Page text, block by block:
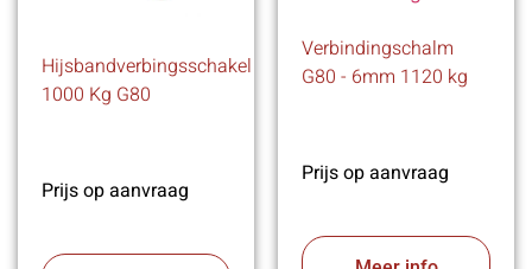
Hijsbandverbingsschakel
1000 Kg G80
Prijs op aanvraag
Verbindingschalm
G80 - 6mm 1120 kg
Prijs op aanvraag